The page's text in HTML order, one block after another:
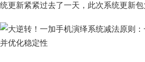
统更新紧紧过去了一天，此次系统更新包